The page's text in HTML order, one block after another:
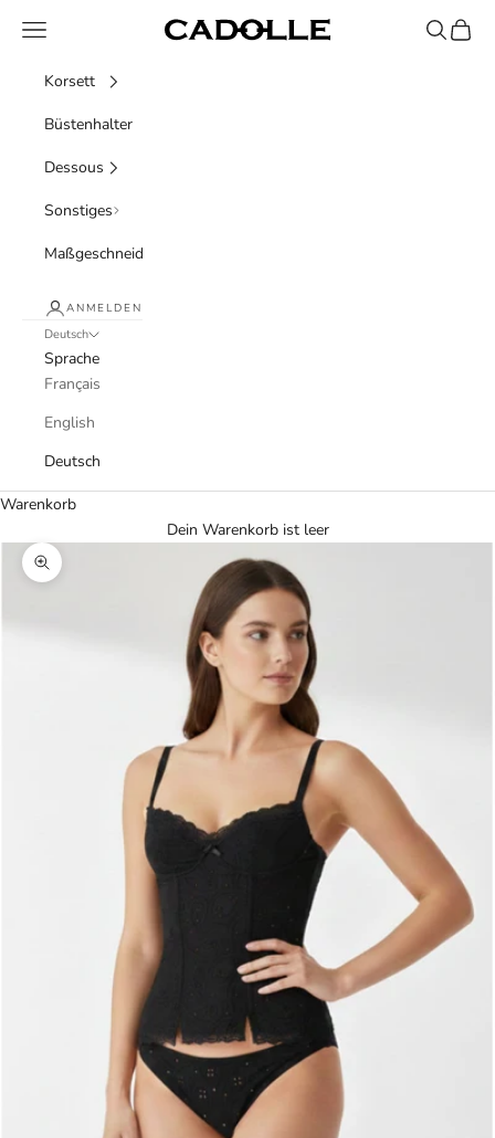
Cadolle
Menü Suchen
Korsett
Büstenhalter
Dessous
Sonstiges
Maßgeschneidert
ANMELDEN
Deutsch
Sprache
Français
English
Deutsch
Warenkorb
Dein Warenkorb ist leer
Bild vergrößern